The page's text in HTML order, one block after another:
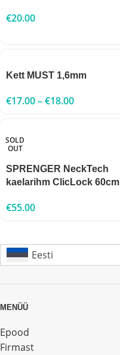
€20.00
Kett MUST 1,6mm
€17.00–€18.00
SOLD
OUT
SPRENGER NeckTech
kaelarihm ClicLock 60cm
€55.00
Eesti
MENÜÜ
Epood
Firmast